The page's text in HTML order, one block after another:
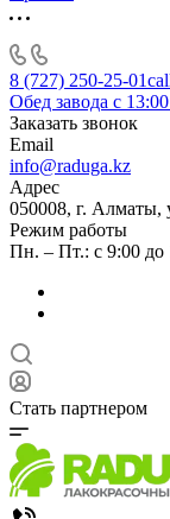
8 (727) 250-25-01
Обед завода с
Заказать звонок
Email
info@raduga.kz
Адрес
050008, г. Алматы,
Режим работы
Пн. – Пт.: с 9:00 до
Стать партнером